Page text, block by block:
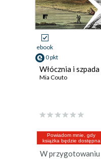
ebook
0 pkt
Włócznia i szpada
Mia Couto
Powiadom mnie, gdy
książka będzie dostępna
W przygotowaniu